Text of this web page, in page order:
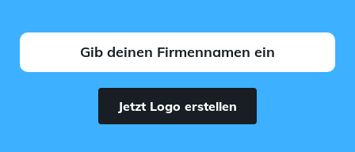
Jetzt Logo erstellen